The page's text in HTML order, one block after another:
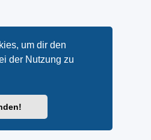
um dir den
der Nutzung zu